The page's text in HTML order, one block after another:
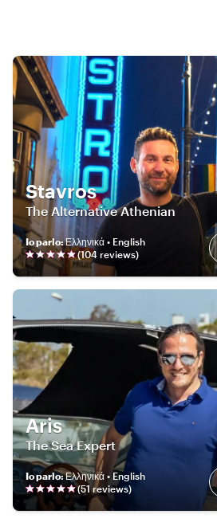
Stavros
The Alternative Athenian
Io parlo:Ελληνικά • English
(104 reviews)
Aris
The Sea Expert
Io parlo:Ελληνικά • English
(51reviews)